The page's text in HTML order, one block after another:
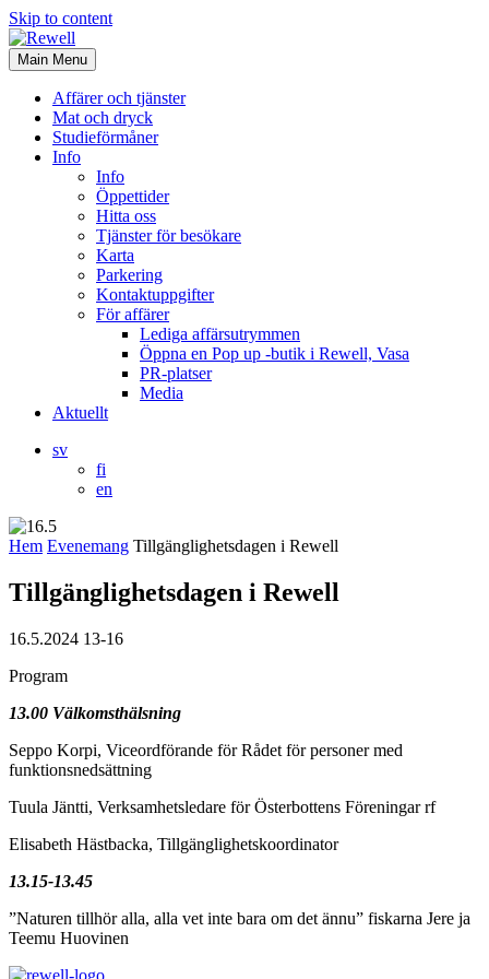
Skip to content
Main Menu
Affärer och tjänster
Mat och dryck
Studieförmåner
Info
Info
Öppettider
Hitta oss
Tjänster för besökare
Karta
Parkering
Kontaktuppgifter
För affärer
Lediga affärsutrymmen
Öppna en Pop up -butik i Rewell, Vasa
PR-platser
Media
Aktuellt
sv
fi
en
Hem Evenemang Tillgänglighetsdagen i Rewell
Tillgänglighetsdagen i Rewell
16.5.2024 13-16
Program
13.00 Välkomsthälsning
Seppo Korpi, Viceordförande för Rådet för personer med
funktionsnedsättning
Tuula Jäntti, Verksamhetsledare för Österbottens Föreningar rf
Elisabeth Hästbacka, Tillgänglighetskoordinator
13.15-13.45
”Naturen tillhör alla, alla vet inte bara om det ännu” fiskarna Jere ja
Teemu Huovinen